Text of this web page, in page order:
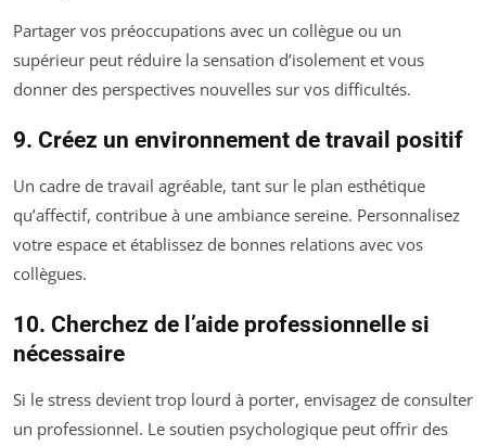
Partager vos préoccupations avec un collègue ou un
supérieur peut réduire la sensation d’isolement et vous
donner des perspectives nouvelles sur vos difficultés.
9. Créez un environnement de travail positif
Un cadre de travail agréable, tant sur le plan esthétique
qu’affectif, contribue à une ambiance sereine. Personnalisez
votre espace et établissez de bonnes relations avec vos
collègues.
10. Cherchez de l’aide professionnelle si
nécessaire
Si le stress devient trop lourd à porter, envisagez de consulter
un professionnel. Le soutien psychologique peut offrir des